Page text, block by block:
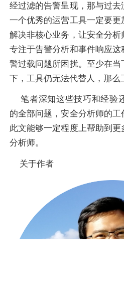
经过滤的告警呈现，那与过去
一个优秀的运营工具一定要
解决非核心业务，让安全分
专注于告警分析和事件响应
警过载问题所困扰。至少在
下，工具仍无法代替人，那么
笔者深知这些技巧和经验
的全部问题，安全分析师的
此文能够一定程度上帮助到
分析师。
关于作者